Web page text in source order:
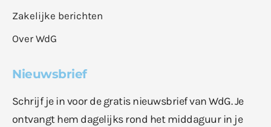
Zakelijke berichten
Over WdG
Nieuwsbrief
Schrijf je in voor de gratis nieuwsbrief van WdG. Je
ontvangt hem dagelijks rond het middaguur in je